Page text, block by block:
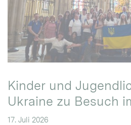
Kinder und
Ukraine zu Besuch
17. Juli 2026